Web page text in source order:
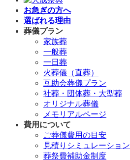
お急ぎの方へ
選ばれる理由
葬儀プラン
家族葬
一般葬
一日葬
火葬儀（直葬）
互助会葬儀プラン
社葬・団体葬・大型葬
オリジナル葬儀
メモリアルページ
費用について
ご葬儀費用の目安
見積りシミュレーション
葬祭費補助金制度